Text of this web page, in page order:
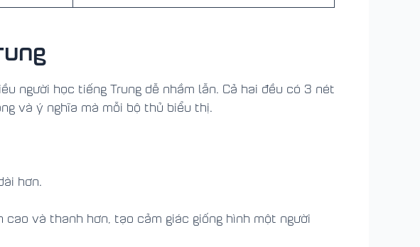
người học tiếng Trung dễ nhầm lẫn. Cả hai đều có 3 nét
và ý nghĩa mà mỗi bộ thủ biểu thị.
hơn.
và thanh hơn, tạo cảm giác giống hình một người